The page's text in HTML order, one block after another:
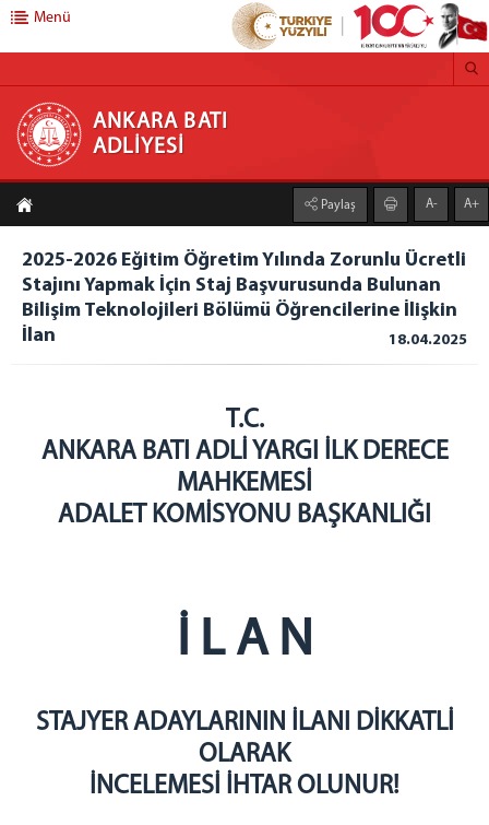
ANKARA BATI ADLİYESİ
ANA SAYFA
ADLİYEMİZ
Adliyemizden Haberler
Önbürolar
İcra Müdürlüğü
Vergi Numaramız
BAŞSAVCILIK
Adalet Komisyonu Başkanı
Müstemir Yetkili Hakimlerin İzin Durumları
Beypazarı Adliyesi
Kahramankazan Adliyesi
Menü
ANKARA BATI
ADLİYESİ
Paylaş A- A+
2025-2026 Eğitim Öğretim Yılında Zorunlu Ücretli
Stajını Yapmak İçin Staj Başvurusunda Bulunan
Bilişim Teknolojileri Bölümü Öğrencilerine İlişkin
İlan
18.04.2025
T.C.
ANKARA BATI ADLİ YARGI İLK DERECE
MAHKEMESİ
ADALET KOMİSYONU BAŞKANLIĞI
İ L A N
STAJYER ADAYLARININ İLANI DİKKATLİ
OLARAK
İNCELEMESİ İHTAR OLUNUR!